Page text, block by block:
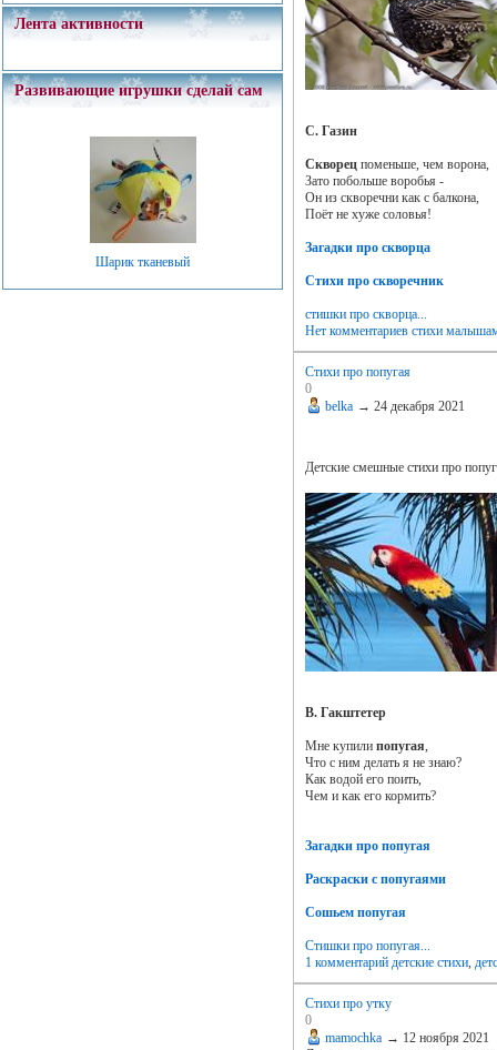
Лента активности
Развивающие игрушки сделай сам
Шарик тканевый
С. Газин
Скворецпоменьше, чем ворона,
Зато побольше воробья -
Он из скворечни как с балкона,
Поёт не хуже соловья!
Загадки про скворца
Стихи про скворечник
стишки про скворца...
Нет комментариев стихи
Стихи про попугая
0
belka → 24 декабря 2021
Детские смешные стихи про
В. Гакштетер
Мне купили попугая
Что с ним делать я не знаю?
Как водой его поить,
Чем и как его кормить?
Загадки про попугая
Раскраски с попугаями
Сошьем попугая
Стишки про попугая...
1 комментарий детские стихи,
Стихи про утку
0
mamochka → 12 ноября 2021